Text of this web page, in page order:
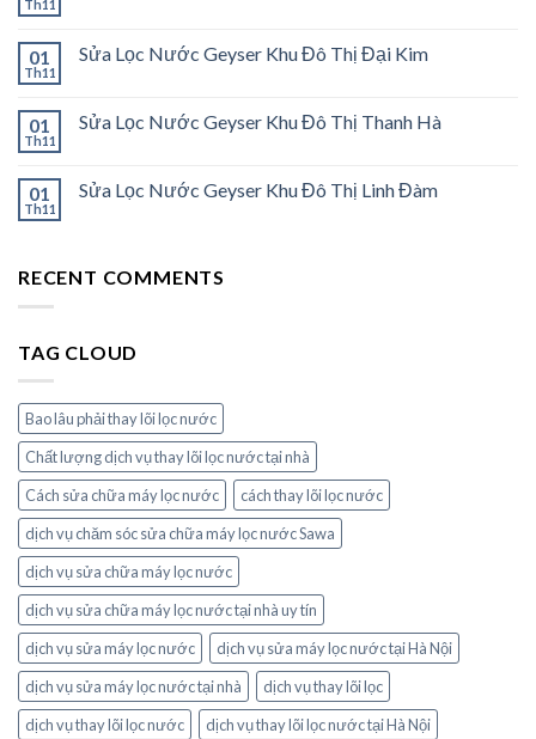
Th11
01
Th11
Sửa Lọc Nước Geyser Khu Đô Thị Đại Kim
01
Th11
Sửa Lọc Nước Geyser Khu Đô Thị Thanh Hà
01
Th11
Sửa Lọc Nước Geyser Khu Đô Thị Linh Đàm
RECENT COMMENTS
TAG CLOUD
Bao lâu phải thay lõi lọc nước
Chất lượng dịch vụ thay lõi lọc nước tại nhà
Cách sửa chữa máy lọc nước
cách thay lõi lọc nước
dịch vụ chăm sóc sửa chữa máy lọc nước Sawa
dịch vụ sửa chữa máy lọc nước
dịch vụ sửa chữa máy lọc nước tại nhà uy tín
dịch vụ sửa máy lọc nước
dịch vụ sửa máy lọc nước tại Hà Nội
dịch vụ sửa máy lọc nước tại nhà
dịch vụ thay lõi lọc
dịch vụ thay lõi lọc nước
dịch vụ thay lõi lọc nước tại Hà Nội